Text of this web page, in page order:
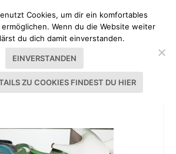
Cookies, um dir ein komfortables
Wenn du die Website weiter
du dich damit einverstanden.
EINVERSTANDEN
ZU COOKIES FINDEST DU HIER